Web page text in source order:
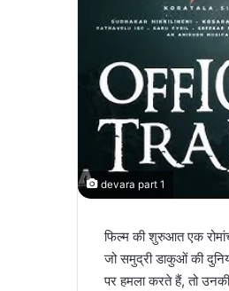
devara part 1
फिल्म की शुरुआत एक
जो समुद्री डाकुओं की
पर हमला करते हैं, तो